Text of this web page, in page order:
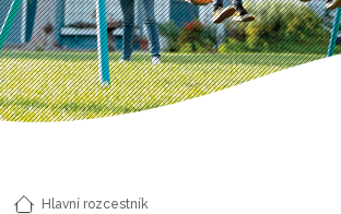
Hlavní rozcestník